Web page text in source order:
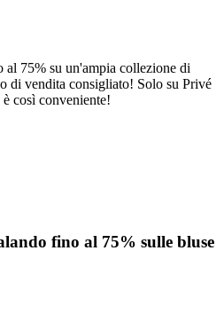
75% su un'ampia collezione di
di vendita consigliato! Solo su Privé
così conveniente!
fino al 75% sulle bluse